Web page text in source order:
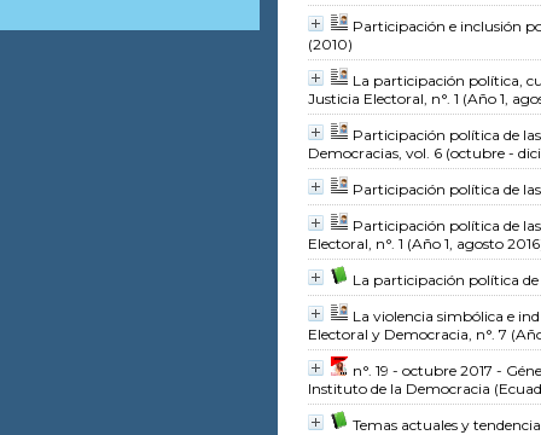
Participación e inclusión
(2010)
La participación política,
Justicia Electoral, n°. 1 (Año 1,
Participación política de
Democracias, vol. 6 (octubre -
Participación política de
Participación política de
Electoral, n°. 1 (Año 1, agosto
La participación política
La violencia simbólica e
Electoral y Democracia, n°. 7
n°. 19 - octubre 2017 -
Instituto de la Democracia
Temas actuales y